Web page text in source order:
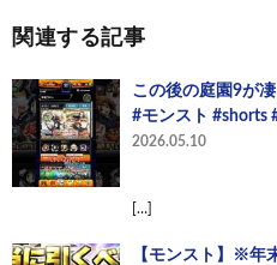
関連する記事
この後の庭園9が
#モンスト #shorts
2026.05.10
[…]
【モンスト】※年